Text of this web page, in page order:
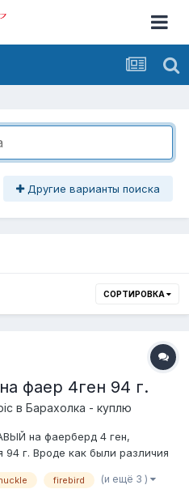
Другие варианты поиска
СОРТИРОВКА
фаер 4ген 94 г.
в Барахолка - куплю
на фаерберд 4 ген,
94 г. Вроде как были различия
firebird (и ещё 3 )